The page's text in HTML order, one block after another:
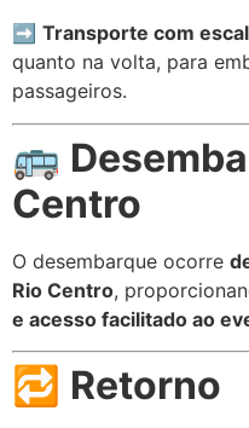
➡️ Transporte com
quanto na volta, para
passageiros.
🚌
Centro
O desembarque ocorre
Rio Centro,
e acesso facilitado ao
🔁 Retorno